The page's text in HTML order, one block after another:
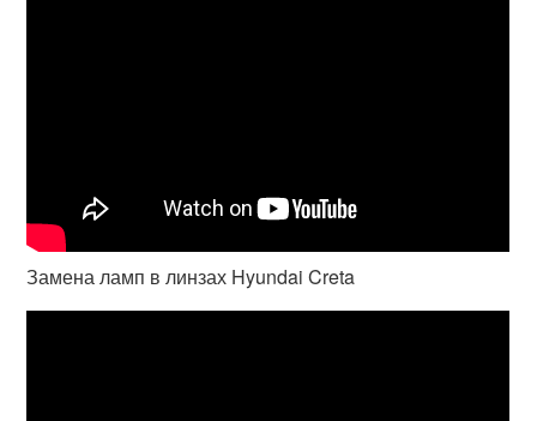
Замена ламп в линзах Hyundai Creta